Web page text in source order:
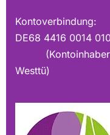
Kontoverbindung:
DE68 4416
Westtü)